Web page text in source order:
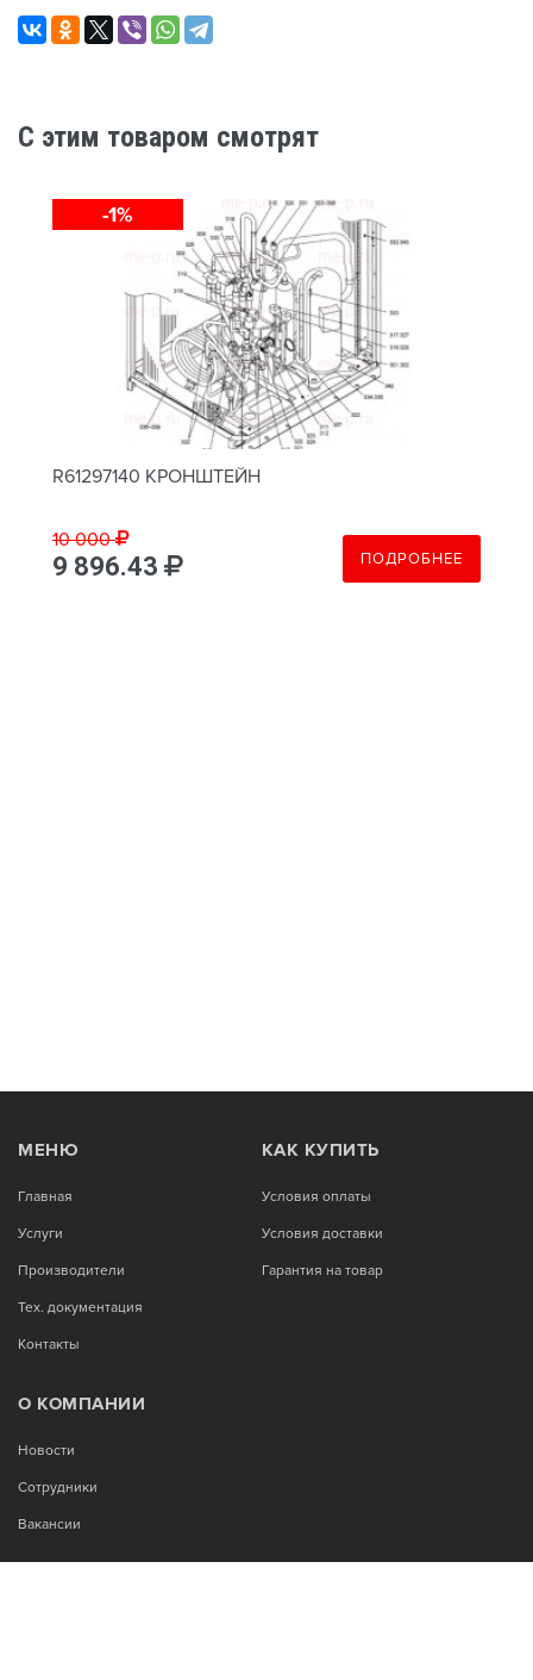
C этим товаром смотрят
-1%
R61297140 КРОНШТЕЙН
10 000
9 896.43 ПОДРОБНЕЕ
МЕНЮ
Главная
Услуги
Производители
Тех. документация
Контакты
КАК КУПИТЬ
Условия оплаты
Условия доставки
Гарантия на товар
О КОМПАНИИ
Новости
Сотрудники
Вакансии